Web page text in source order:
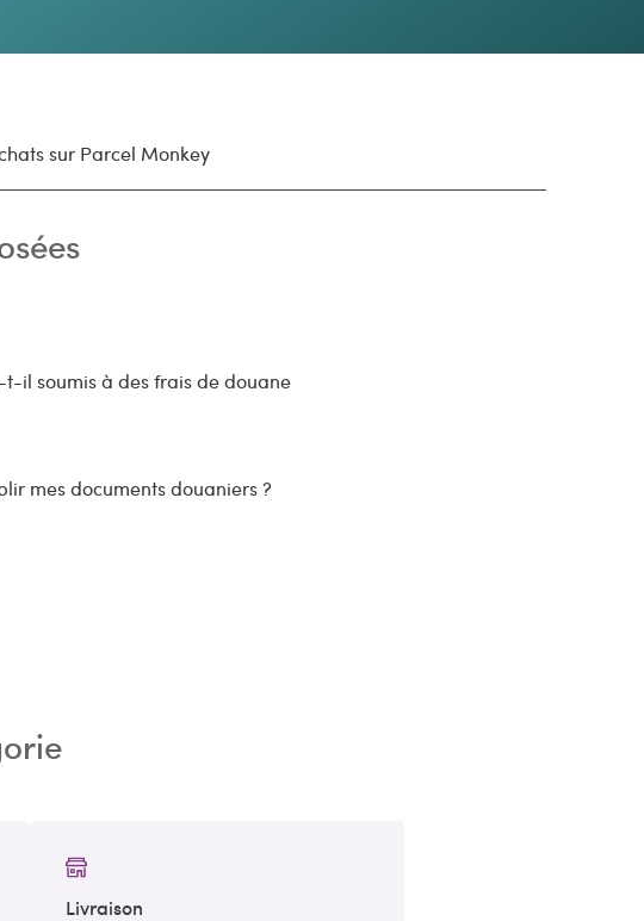
t-il soumis à des frais de douane
mes documents douaniers ?
sur Parcel Monkey
Livraison